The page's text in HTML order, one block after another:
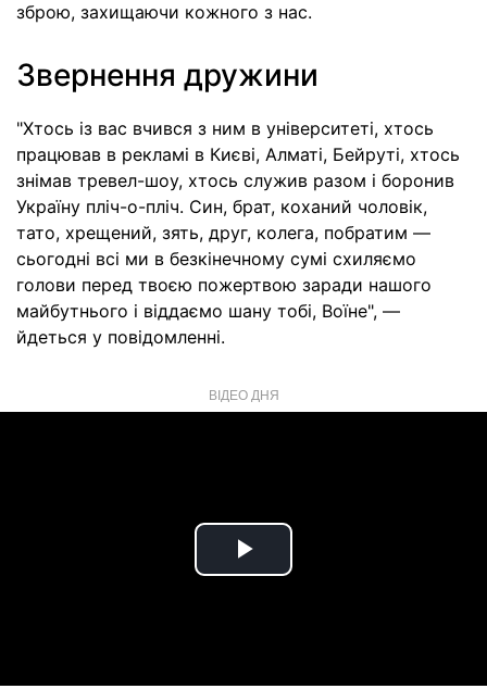
зброю, захищаючи кожного з нас.
Звернення дружини
"Хтось із вас вчився з ним в університеті, хтось
працював в рекламі в Києві, Алматі, Бейруті, хтось
знімав тревел-шоу, хтось служив разом і боронив
Україну пліч-о-пліч. Син, брат, коханий чоловік,
тато, хрещений, зять, друг, колега, побратим —
сьогодні всі ми в безкінечному сумі схиляємо
голови перед твоєю пожертвою заради нашого
майбутнього і віддаємо шану тобі, Воїне", —
йдеться у повідомленні.
ВІДЕО ДНЯ
Play